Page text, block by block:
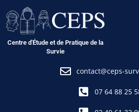
au
contenu
Centre d'Étude et de Pratique de la
Survie
contact@ceps-
07 64 88 25